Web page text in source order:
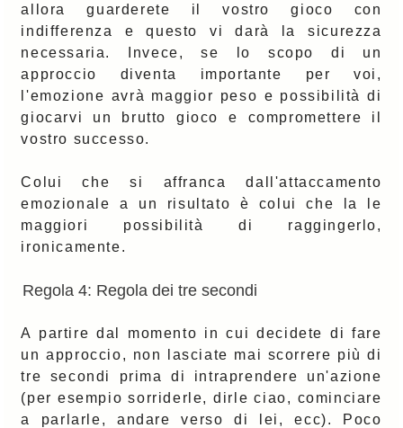
allora guarderete il vostro gioco con
indifferenza e questo vi darà la sicurezza
necessaria. Invece, se lo scopo di un
approccio diventa importante per voi,
l'emozione avrà maggior peso e possibilità di
giocarvi un brutto gioco e compromettere il
vostro successo.
Colui che si affranca dall'attaccamento
emozionale a un risultato è colui che la le
maggiori possibilità di raggingerlo,
ironicamente.
Regola 4: Regola dei tre secondi
A partire dal momento in cui decidete di fare
un approccio, non lasciate mai scorrere più di
tre secondi prima di intraprendere un'azione
(per esempio sorriderle, dirle ciao, cominciare
a parlarle, andare verso di lei, ecc). Poco